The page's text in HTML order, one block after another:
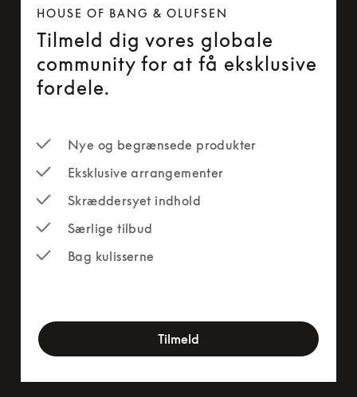
HOUSE OF BANG & OLUFSEN
Tilmeld dig vores globale
community for at få eksklusive
fordele.
Nye og begrænsede produkter
Eksklusive arrangementer
Skræddersyet indhold
Særlige tilbud
Bag kulisserne
Tilmeld